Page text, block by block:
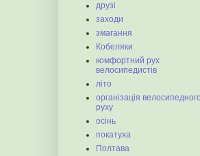
друзі
заходи
змагання
Кобеляки
комфортний рух
велосипедистів
літо
організація велосипедного
руху
осінь
покатуха
Полтава